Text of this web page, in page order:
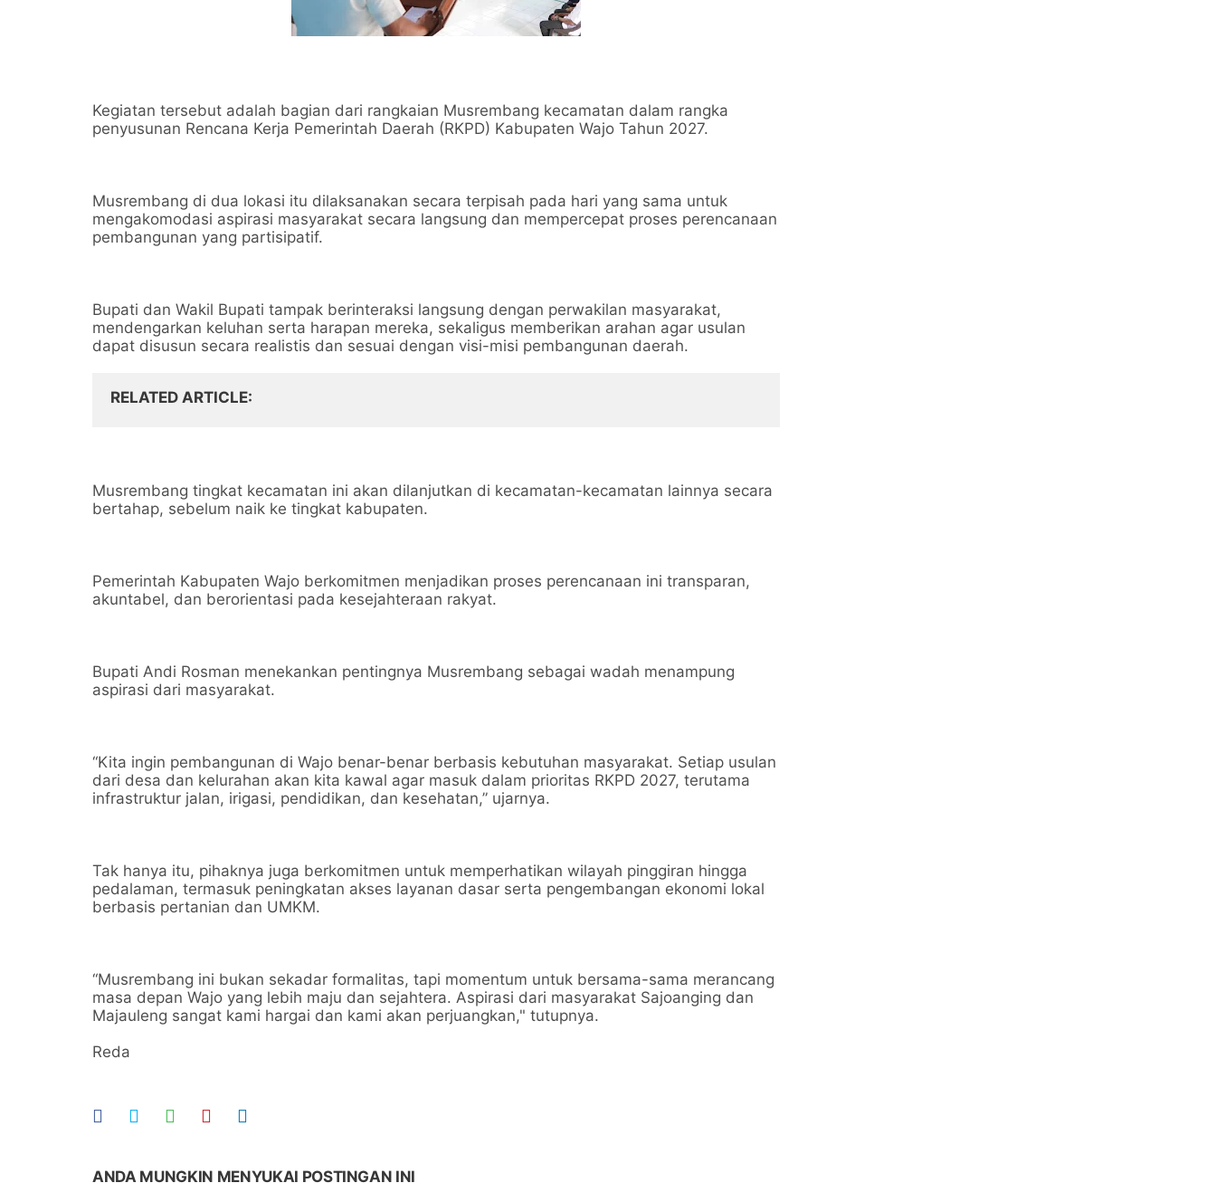
Kegiatan tersebut adalah bagian dari rangkaian Musrembang kecamatan dalam rangka
penyusunan Rencana Kerja Pemerintah Daerah (RKPD) Kabupaten Wajo Tahun 2027.
Musrembang di dua lokasi itu dilaksanakan secara terpisah pada hari yang sama untuk
mengakomodasi aspirasi masyarakat secara langsung dan mempercepat proses perencanaan
pembangunan yang partisipatif.
Bupati dan Wakil Bupati tampak berinteraksi langsung dengan perwakilan masyarakat,
mendengarkan keluhan serta harapan mereka, sekaligus memberikan arahan agar usulan
dapat disusun secara realistis dan sesuai dengan visi-misi pembangunan daerah.
RELATED ARTICLE
Musrembang tingkat kecamatan ini akan dilanjutkan di kecamatan-kecamatan lainnya secara
bertahap, sebelum naik ke tingkat kabupaten.
Pemerintah Kabupaten Wajo berkomitmen menjadikan proses perencanaan ini transparan,
akuntabel, dan berorientasi pada kesejahteraan rakyat.
Bupati Andi Rosman menekankan pentingnya Musrembang sebagai wadah menampung
aspirasi dari masyarakat.
“Kita ingin pembangunan di Wajo benar-benar berbasis kebutuhan masyarakat. Setiap usulan
dari desa dan kelurahan akan kita kawal agar masuk dalam prioritas RKPD 2027, terutama
infrastruktur jalan, irigasi, pendidikan, dan kesehatan,” ujarnya.
Tak hanya itu, pihaknya juga berkomitmen untuk memperhatikan wilayah pinggiran hingga
pedalaman, termasuk peningkatan akses layanan dasar serta pengembangan ekonomi lokal
berbasis pertanian dan UMKM.
“Musrembang ini bukan sekadar formalitas, tapi momentum untuk bersama-sama merancang
masa depan Wajo yang lebih maju dan sejahtera. Aspirasi dari masyarakat Sajoanging dan
Majauleng sangat kami hargai dan kami akan perjuangkan," tutupnya.
Reda
ANDA MUNGKIN MENYUKAI POSTINGAN INI